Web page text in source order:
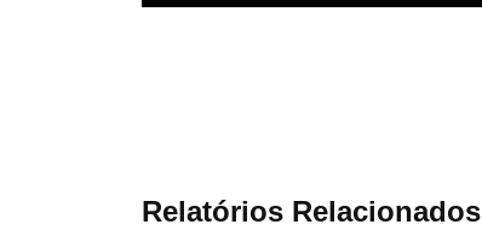
Relatórios Relacionados